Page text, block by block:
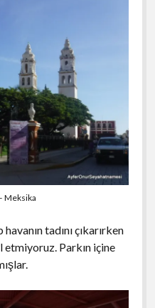
Meksika
tadını çıkarırken
Parkın içine